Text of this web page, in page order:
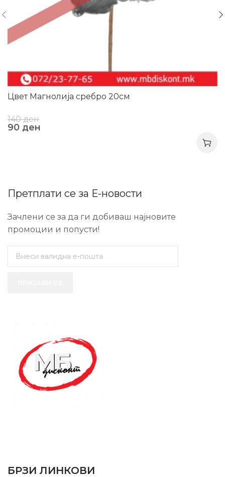
Цвет Магнолија сребро 20см
140ден
90 ден
Претплати се за Е-новости
Зачлени се за да ги добиваш најновите
промоции и попусти!
БРЗИ ЛИНКОВИ